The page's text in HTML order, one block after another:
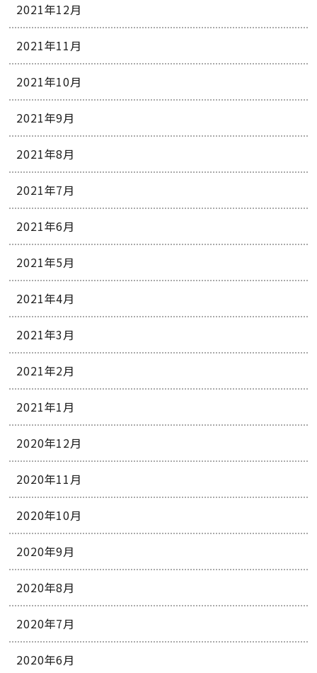
2021年12月
2021年11月
2021年10月
2021年9月
2021年8月
2021年7月
2021年6月
2021年5月
2021年4月
2021年3月
2021年2月
2021年1月
2020年12月
2020年11月
2020年10月
2020年9月
2020年8月
2020年7月
2020年6月